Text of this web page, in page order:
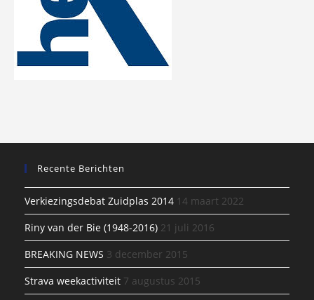
Recente Berichten
Verkiezingsdebat Zuidplas 2014 14 maart 2022
Riny van der Bie (1948-2016) 21 juli 2016
BREAKING NEWS 3 december 2015
Strava weekactiviteit 7 augustus 2015